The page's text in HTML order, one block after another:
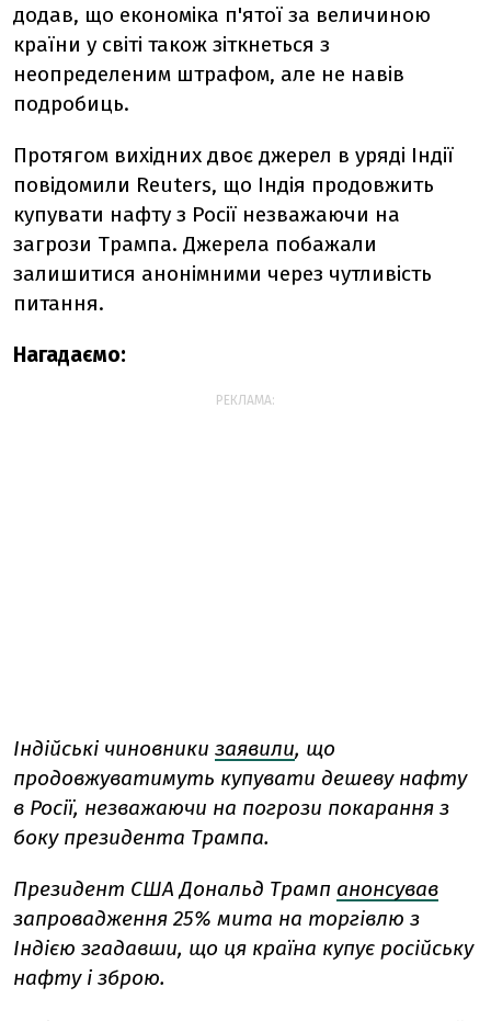
додав, що економіка п'ятої за величиною
країни у світі також зіткнеться з
неопределеним штрафом, але не навів
подробиць.
Протягом вихідних двоє джерел в уряді Індії
повідомили Reuters, що Індія продовжить
купувати нафту з Росії незважаючи на
загрози Трампа. Джерела побажали
залишитися анонімними через чутливість
питання.
Нагадаємо:
РЕКЛАМА:
Індійські чиновники заявили, що
продовжуватимуть купувати дешеву нафту
в Росії, незважаючи на погрози покарання з
боку президента Трампа.
Президент США Дональд Трамп анонсував
запровадження 25% мита на торгівлю з
Індією згадавши, що ця країна купує російську
нафту і зброю.